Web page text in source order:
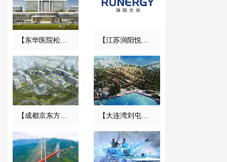
【东华医院松山湖院区3号心脑血管大楼】减振降噪合同 【江苏润阳悦达光伏】橡胶接头合同